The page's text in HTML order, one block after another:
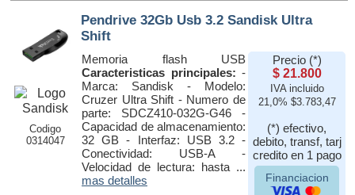
Codigo
0314047
Pendrive 32Gb Usb 3.2 Sandisk Ultra
Shift
Memoria flash USB
Caracteristicas principales: -
Marca: Sandisk - Modelo:
Cruzer Ultra Shift - Numero de
parte: SDCZ410-032G-G46 -
Capacidad de almacenamiento:
32 GB - Interfaz: USB 3.2 -
Conectividad: USB-A -
Velocidad de lectura: hasta ...
mas detalles
Precio (*)
$ 21.800
IVA incluido
21,0% $3.783,47
(*) efectivo,
debito, transf, tarj
credito en 1 pago
Financiacion